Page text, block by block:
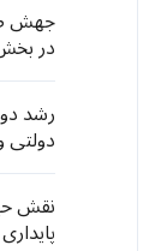
جهش
در
رشد
دولتی
نقش